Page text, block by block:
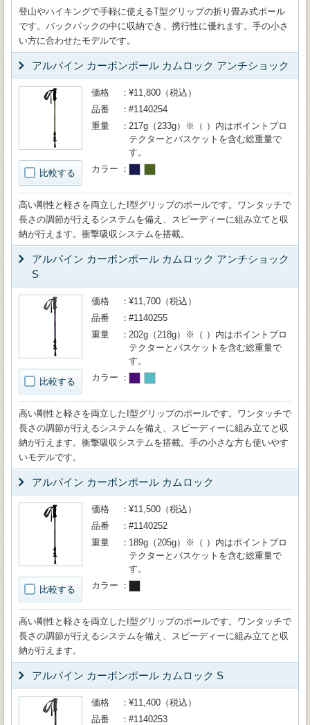
登山やハイキングで手軽に使えるT型グリップの折り畳み式ポール
です。バックパックの中に収納でき、携行性に優れます。手の小さ
い方に合わせたモデルです。
アルパイン カーボンポール カムロック アンチショック
比較する
価格
¥11,800（税込）
品番
#1140254
重量
217g（233g）※（ ）内はポイントプロ
テクターとバスケットを含む総重量で
す。
カラー
高い剛性と軽さを両立したI型グリップのポールです。ワンタッチで
長さの調節が行えるシステムを備え、スピーディーに組み立てと収
納が行えます。衝撃吸収システムを搭載。
アルパイン カーボンポール カムロック アンチショック
S
比較する
価格
¥11,700（税込）
品番
#1140255
重量
202g（218g）※（ ）内はポイントプロ
テクターとバスケットを含む総重量で
す。
カラー
高い剛性と軽さを両立したI型グリップのポールです。ワンタッチで
長さの調節が行えるシステムを備え、スピーディーに組み立てと収
納が行えます。衝撃吸収システムを搭載。手の小さな方も使いやす
いモデルです。
アルパイン カーボンポール カムロック
比較する
価格
¥11,500（税込）
品番
#1140252
重量
189g（205g）※（ ）内はポイントプロ
テクターとバスケットを含む総重量で
す。
カラー
高い剛性と軽さを両立したI型グリップのポールです。ワンタッチで
長さの調節が行えるシステムを備え、スピーディーに組み立てと収
納が行えます。
アルパイン カーボンポール カムロック S
価格
¥11,400（税込）
品番
#1140253